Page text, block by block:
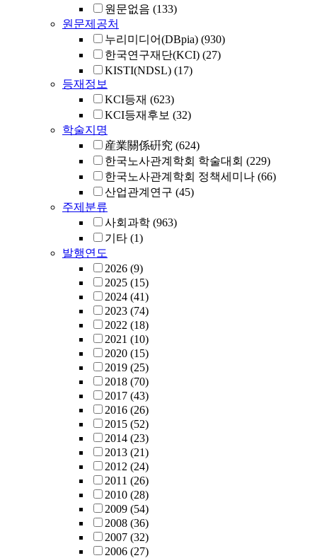
원문없음 (133)
원문제공처
누리미디어(DBpia) (930)
한국연구재단(KCI) (27)
KISTI(NDSL) (17)
등재정보
KCI등재 (623)
KCI등재후보 (32)
학술지명
産業關係硏究 (624)
한국노사관계학회 학술대회 (229)
한국노사관계학회 정책세미나 (66)
산업관계연구 (45)
주제분류
사회과학 (963)
기타 (1)
발행연도
2026 (9)
2025 (15)
2024 (41)
2023 (74)
2022 (18)
2021 (10)
2020 (15)
2019 (25)
2018 (70)
2017 (43)
2016 (26)
2015 (52)
2014 (23)
2013 (21)
2012 (24)
2011 (26)
2010 (28)
2009 (54)
2008 (36)
2007 (32)
2006 (27)